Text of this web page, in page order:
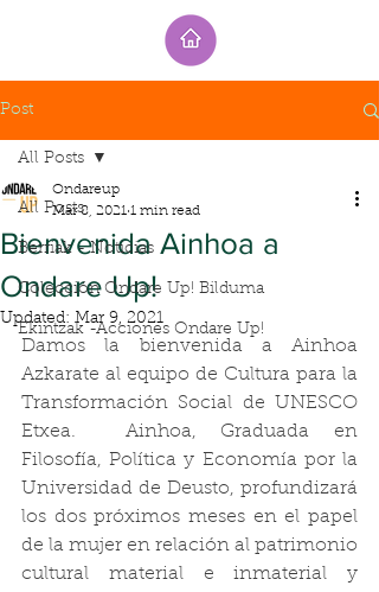
Post
All Posts
Berriak - Noticias
Colección Ondare Up! Bilduma
Ekintzak -Acciones Ondare Up!
All Posts
Bienvenida Ainhoa a
Ondare Up!
Ondareup
Mar 8, 2021 1 min read
Updated: Mar 9, 2021
Damos la bienvenida a Ainhoa
Azkarate al equipo de Cultura para la
Transformación Social de UNESCO
Etxea.  Ainhoa, Graduada en
Filosofía, Política y Economía por la
Universidad de Deusto, profundizará
los dos próximos meses en el papel
de la mujer en relación al patrimonio
cultural material e inmaterial y